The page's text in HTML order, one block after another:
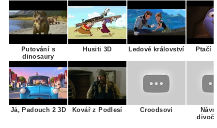
Putování s
dinosaury
Husiti 3D Ledové království Ptačí
Já, Padouch 2 3D Kovář z Podlesí Croodsovi